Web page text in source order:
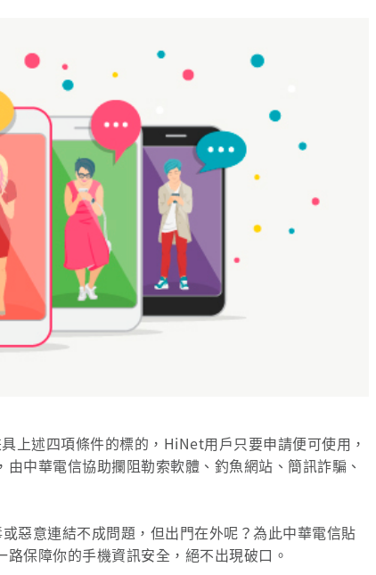
上述四項條件的標的，HiNet用戶只要申請便可使用，
中華電信協助攔阻勒索軟體、釣魚網站、簡訊詐騙、
惡意連結不成問題，但出門在外呢？為此中華電信貼
路保障你的手機資訊安全，絕不出現破口。